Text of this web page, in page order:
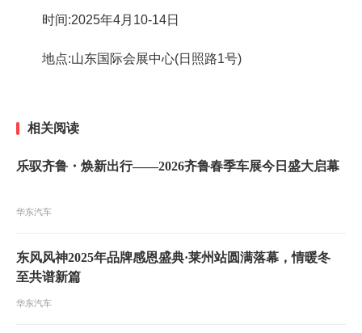
时间:2025年4月10-14日
地点:山东国际会展中心(日照路1号)
相关阅读
乐驭齐鲁・焕新出行——2026齐鲁春季车展今日盛大启幕
华东汽车
东风风神2025年品牌感恩盛典·莱州站圆满落幕，情暖冬
至共谱新篇
华东汽车